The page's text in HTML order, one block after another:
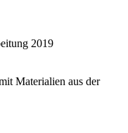
2019
Materialien aus der